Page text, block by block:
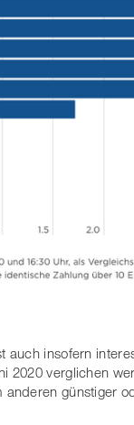
auch insofern
2020 verglichen
günstiger